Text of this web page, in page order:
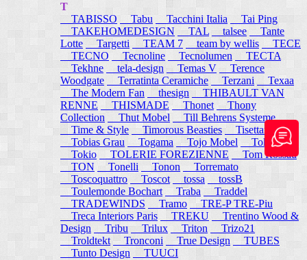
T
TABISSO
Tabu Tacchini Italia
Tai Ping
TAKEHOMEDESIGN
TAL talsee
Tante
Lotte
Targetti TEAM 7 team by wellis
TECE
TECNO
Tecnoline Tecnolumen
TECTA
Tekhne
tela-design Temas V
Terence
Woodgate
Terratinta Ceramiche Terzani
Texaa
The Modern Fan
thesign
THIBAULT VAN
RENNE
THISMADE Thonet
Thony
Collection
Thut Mobel
Till Behrens Systeme
Time & Style
Timorous Beasties
Tisettanta
Tobias Grau
Togama Tojo Mobel
Token
Tokio
TOLERIE FOREZIENNE
Tom Rossau
TON
Tonelli Tonon
Torremato
Toscoquattro
Toscot tossa
tossB
Toulemonde Bochart
Traba
Traddel
TRADEWINDS
Tramo
TRE-P TRE-Piu
Treca Interiors Paris
TREKU
Trentino Wood &
Design
Tribu Trilux Triton
Trizo21
Troldtekt Tronconi True Design
TUBES
Tunto Design
TUUCI